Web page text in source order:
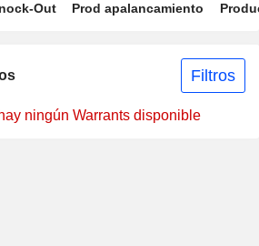
Out Prod apalancamiento
Filtros
ningún Warrants disponible